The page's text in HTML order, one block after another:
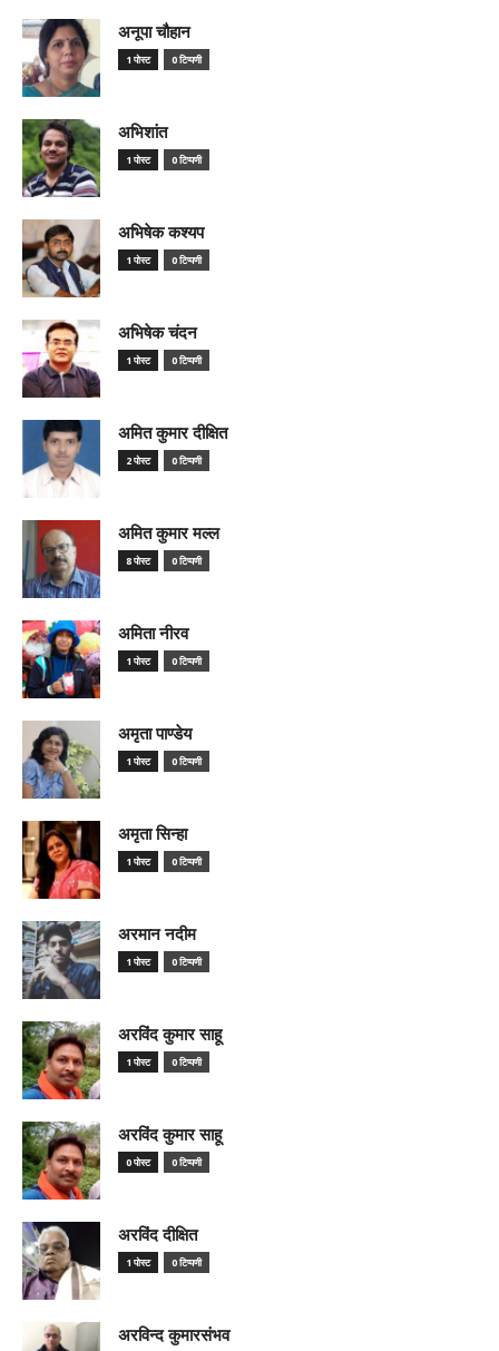
अनूपा चौहान
1 पोस्ट 0 टिप्पणी
अभिशांत
1 पोस्ट 0 टिप्पणी
अभिषेक कश्यप
1 पोस्ट 0 टिप्पणी
अभिषेक चंदन
1 पोस्ट 0 टिप्पणी
अमित कुमार दीक्षित
2 पोस्ट 0 टिप्पणी
अमित कुमार मल्ल
8 पोस्ट 0 टिप्पणी
अमिता नीरव
1 पोस्ट 0 टिप्पणी
अमृता पाण्डेय
1 पोस्ट 0 टिप्पणी
अमृता सिन्हा
1 पोस्ट 0 टिप्पणी
अरमान नदीम
1 पोस्ट 0 टिप्पणी
अरविंद कुमार साहू
1 पोस्ट 0 टिप्पणी
अरविंद कुमार साहू
0 पोस्ट 0 टिप्पणी
अरविंद दीक्षित
1 पोस्ट 0 टिप्पणी
अरविन्द कुमारसंभव